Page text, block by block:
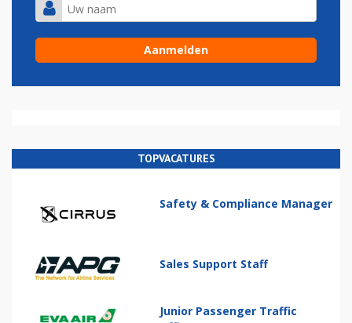
TOPVACATURES
Safety & Compliance Manager
Sales Support Staff
Junior Passenger Traffic